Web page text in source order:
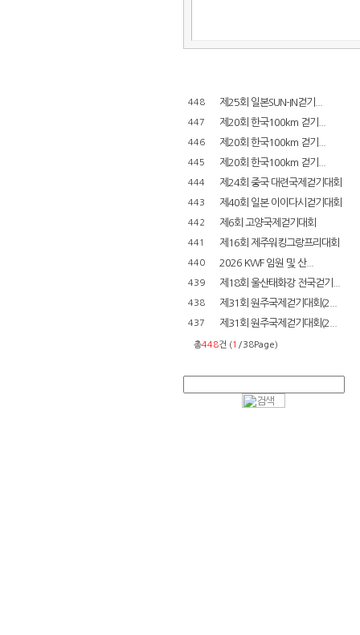
448 제25회 일본SUN-IN걷기...
447 제20회 한국100km 걷기...
446 제20회 한국100km 걷기...
445 제20회 한국100km 걷기...
444 제24회 중국 대련국제걷기대회
443 제40회 일본 이이다시걷기대회
442 제6회 고양국제걷기대회
441 제16회 제주워킹그랑프리대회
440 2026 KWF 임원 및 산...
439 제18회 울산태화강 전국걷기...
438 제31회 원주국제걷기대회(2...
437 제31회 원주국제걷기대회(2...
총448건 (1 /38Page)